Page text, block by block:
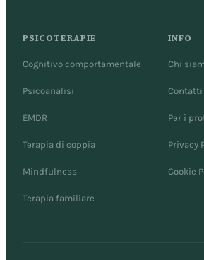
PSICOTERAPIE
Cognitivo comportamentale
Psicoanalisi
EMDR
Terapia di coppia
Mindfulness
Terapia familiare
INFO
Chi
Contatti
Per i
Privacy
Cookie